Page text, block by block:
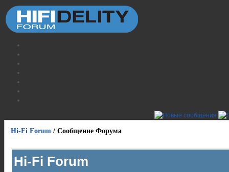
Hi-Fi Forum / Сообщение Форума
Hi-Fi Forum